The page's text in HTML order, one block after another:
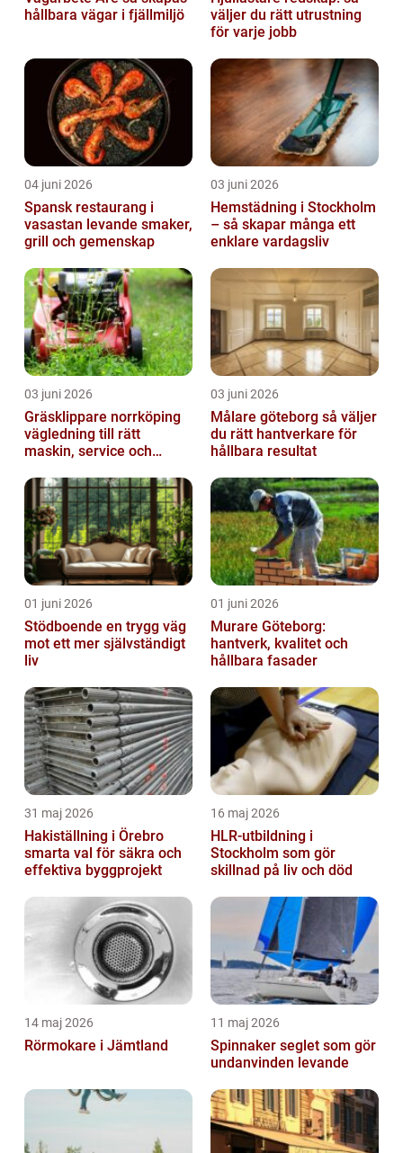
hållbara vägar i fjällmiljö
väljer du rätt utrustning
för varje jobb
04 juni 2026
Spansk restaurang i
vasastan levande smaker,
grill och gemenskap
03 juni 2026
Hemstädning i Stockholm
– så skapar många ett
enklare vardagsliv
03 juni 2026
Gräsklippare norrköping
vägledning till rätt
maskin, service och
03 juni 2026
Målare göteborg så väljer
du rätt hantverkare för
hållbara resultat
01 juni 2026
Stödboende en trygg väg
mot ett mer självständigt
liv
01 juni 2026
Murare Göteborg:
hantverk, kvalitet och
hållbara fasader
31 maj 2026
Hakiställning i Örebro
smarta val för säkra och
effektiva byggprojekt
16 maj 2026
HLR-utbildning i
Stockholm som gör
skillnad på liv och död
14 maj 2026
Rörmokare i Jämtland
11 maj 2026
Spinnaker seglet som gör
undanvinden levande